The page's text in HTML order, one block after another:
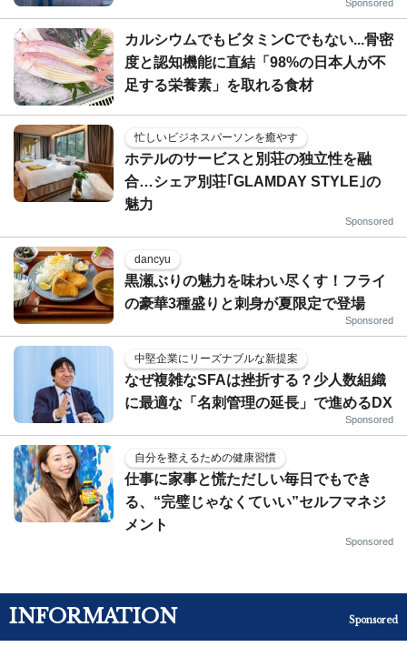
Sponsored
カルシウムでもビタミンCでもない...骨密
度と認知機能に直結「98%の日本人が不
足する栄養素」を取れる食材
忙しいビジネスパーソンを癒やす
ホテルのサービスと別荘の独立性を融
合…シェア別荘｢GLAMDAY STYLE｣の
魅力
Sponsored
dancyu
黒瀬ぶりの魅力を味わい尽くす！フライ
の豪華3種盛りと刺身が夏限定で登場
Sponsored
中堅企業にリーズナブルな新提案
なぜ複雑なSFAは挫折する？少人数組織
に最適な「名刺管理の延長」で進めるDX
Sponsored
自分を整えるための健康習慣
仕事に家事と慌ただしい毎日でもでき
る、“完璧じゃなくていい”セルフマネジ
メント
Sponsored
INFORMATION Sponsored